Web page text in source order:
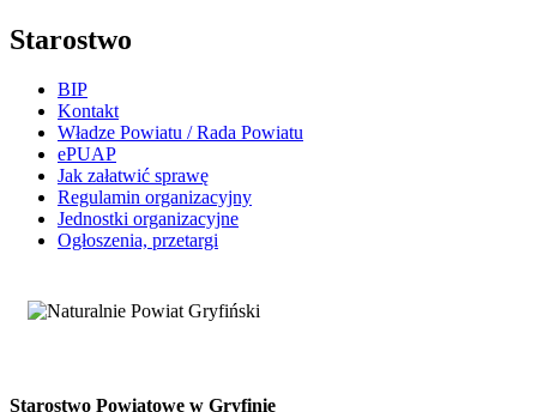
Starostwo
BIP
Kontakt
Władze Powiatu / Rada Powiatu
ePUAP
Jak załatwić sprawę
Regulamin organizacyjny
Jednostki organizacyjne
Ogłoszenia, przetargi
Starostwo Powiatowe w Gryfinie